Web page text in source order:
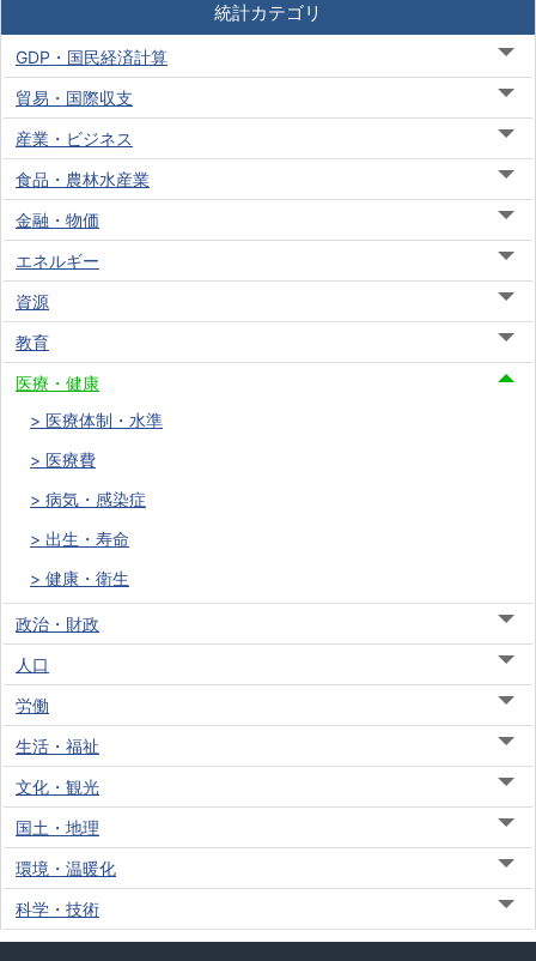
統計カテゴリ
GDP・国民経済計算
貿易・国際収支
産業・ビジネス
食品・農林水産業
金融・物価
エネルギー
資源
教育
医療・健康
医療体制・水準
医療費
病気・感染症
出生・寿命
健康・衛生
政治・財政
人口
労働
生活・福祉
文化・観光
国土・地理
環境・温暖化
科学・技術